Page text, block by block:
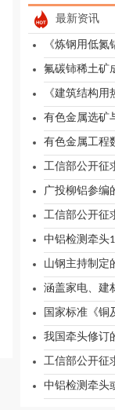
最新资讯